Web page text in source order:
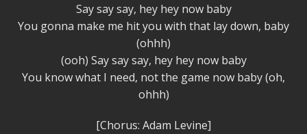
Say say say, hey hey now baby
You gonna make me hit you with that lay down, baby
(ohhh)
(ooh) Say say say, hey hey now baby
You know what I need, not the game now baby (oh,
ohhh)
[Chorus: Adam Levine]